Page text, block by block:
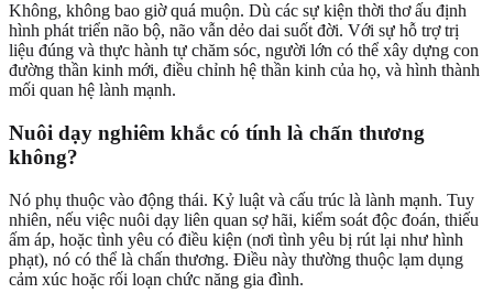
Không, không bao giờ quá muộn. Dù các sự kiện thời thơ ấu định
hình phát triển não bộ, não vẫn dẻo dai suốt đời. Với sự hỗ trợ trị
liệu đúng và thực hành tự chăm sóc, người lớn có thể xây dựng con
đường thần kinh mới, điều chỉnh hệ thần kinh của họ, và hình thành
mối quan hệ lành mạnh.
Nuôi dạy nghiêm khắc có tính là chấn thương
không?
Nó phụ thuộc vào động thái. Kỷ luật và cấu trúc là lành mạnh. Tuy
nhiên, nếu việc nuôi dạy liên quan sợ hãi, kiểm soát độc đoán, thiếu
ấm áp, hoặc tình yêu có điều kiện (nơi tình yêu bị rút lại như hình
phạt), nó có thể là chấn thương. Điều này thường thuộc lạm dụng
cảm xúc hoặc rối loạn chức năng gia đình.